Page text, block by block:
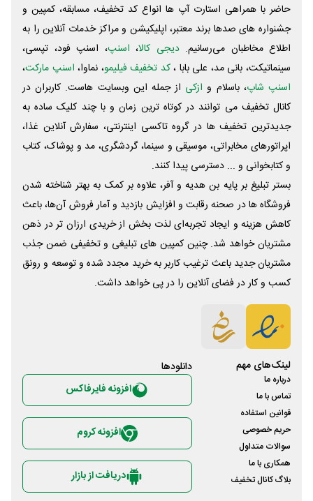
حاضر با همراهی استارت آپ ها انواع کد تخفیف، مسابقه، کمپین و
جشنواره های صدها برند معتبر، اپلیکیشن و مراکز خدمات آنلاین را به
اطلاع مخاطبان می‌رسانیم. دیجی کالا، اسنپ، اسنپ فود، تپسی،
سینماتیکت، بانی مد، علی‌ بابا ،کد تخفیف فیلیمو، نماوا، اسنپ مارکت،
اسنپ شاپ، باسلام و ازکی از جمله این وبسایت ‌هاست. کاربران در
کانال تخفیف می توانند در کوتاه ترین زمان و با چند کلیک ساده به
جدیدترین تخفیف ها در گروه تاکسی اینترنتی، سفارش آنلاین غذا،
اپراتورهای مخابراتی، موسیقی و سینما، گردشگری، مد و پوشاک، کتاب
و کتابخوانی و ... دسترسی پیدا کنند.
بستر تبلیغ بر پایه بن هدیه و آفر، علاوه بر کمک به بهتر شناخته شدن
فروشگاه ها در صحنه رقابت و افزایش بازدید و آمار فروش آن‌ها، باعث
کاهش هزینه و ایجاد تجربه‌ای لذت بخش از خریدی ارزان تر در ذهن
مشتریان خواهد شد. چنین کمپین های تبلیغی و تخفیفی ضمن جذب
مشتریان جدید باعث ترغیب کاربر به خرید مجدد شده و توسعه و رونق
کسب و کار در فضای آنلاین را در پی خواهد داشت.
لینک‌های مهم
درباره ما
تماس با ما
قوانین استفاده
حریم خصوصی
سوالات متداول
همکاری با ما
بلاگ کانال تخفیف
دانلود‌ها
افزونه فایرفاکس
افزونه کروم
دریافت از بازار